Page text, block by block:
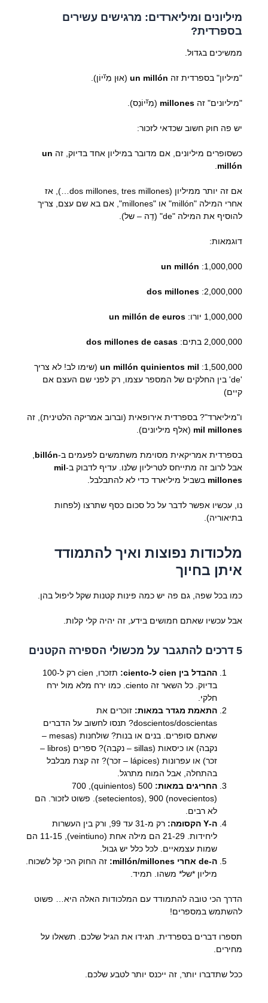
מיליונים ומיליארדים: מרגישים עשירים
בספרדית?
ממשיכים בגדול.
"מיליון" בספרדית זה un millón(אוּן מִיﬞיוֹן).
"מיליונים" זה millones (מִיﬞיוֹנֵס).
יש פה חוק חשוב שכדאי לזכור:
כשסופרים מיליונים, אם מדובר במיליון אחד בדיוק, זה un
millón
אם זה יותר ממיליון (dos millones, tres millones…), אז
אחרי המילה "millón" או "millones", אם בא שם עצם, צריך
להוסיף את המילה "de" (דֵה – של).
דוגמאות:
1,000,000:
un millón
2,000,000:
dos millones
1,000,000 יורו: un millón de euros
2,000,000 בתים: dos millones de casas
1,500,000:
un millón quinientos mil(שימו לב! לא צריך
'de' בין החלקים של המספר עצמו, רק לפני שם העצם אם
קיים)
ו"מיליארד"? בספרדית אירופאית (וברוב אמריקה הלטינית), זה
mil millones (אלף מיליונים).
בספרדית אמריקאית מסוימת משתמשים לפעמים ב-billón
אבל לרוב זה מתייחס לטריליון שלנו. עדיף לדבוק ב-mil
millones בשביל מיליארד כדי לא להתבלבל.
נו, עכשיו אפשר לדבר על כל סכום כסף שתרצו (לפחות
בתיאוריה).
מלכודות נפוצות ואיך להתמודד
איתן בחיוך
כמו בכל שפה, גם פה יש כמה פינות קטנות שקל ליפול בהן.
אבל עכשיו שאתם חמושים בידע, זה יהיה קלי קלות.
5 דרכים להתגבר על מכשולי הספירה הקטנים
ההבדל בין cien ל-ciento:
תזכרו, cien רק ל-100
בדיוק. כל השאר זה ciento. כמו ירח מלא מול ירח
חלקי.
התאמת מגדר במאות: זוכרים את
doscientos/doscientas? תנסו לחשוב על הדברים
שאתם סופרים. בנים או בנות? שולחנות (mesas –
נקבה) או כיסאות (sillas – נקבה)? ספרים (libros –
זכר) או עפרונות (lápices – זכר)? זה קצת מבלבל
בהתחלה, אבל המוח מתרגל.
החריגים במאות:
500 (quinientos), 700
(setecientos), 900 (novecientos). פשוט לזכור. הם
לא רבים.
ה-Y הקסומה:
רק מ-31 עד 99, ורק בין העשרות
ליחידות. 21-29 הם מילה אחת (veintiuno), 11-15 הם
שמות עצמאיים. לכל כלל יש גבול.
ה-de אחרי millón/millones:
זה החוק הכי קל לשכוח.
מיליון *של* משהו. תמיד.
הדרך הכי טובה להתמודד עם המלכודות האלה היא… פשוט
להשתמש במספרים!
תספרו דברים בספרדית. תגידו את הגיל שלכם. תשאלו על
מחירים.
ככל שתדברו יותר, זה ייכנס יותר לטבע שלכם.